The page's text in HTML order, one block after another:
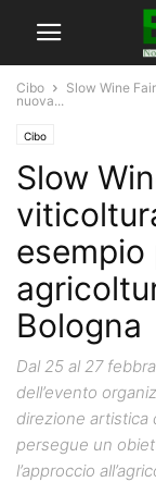
Cibo
Slow Wine
nuova...
Cibo
Slow
esempio
Bologna
Dal 25 al 27
dell’evento
direzione artistica
persegue un
l’approccio